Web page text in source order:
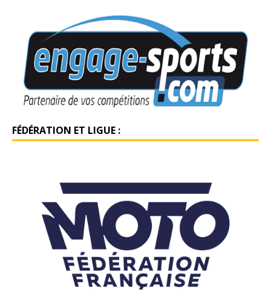
FÉDÉRATION ET LIGUE :